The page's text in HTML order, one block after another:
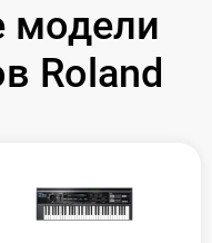
модели
Roland